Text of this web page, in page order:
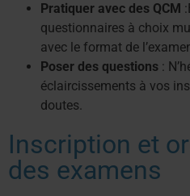
Pratiquer avec des QCM
questionnaires à choix
avec le format de
Poser des questions :
éclaircissements à vos
doutes.
Inscription et
des examens